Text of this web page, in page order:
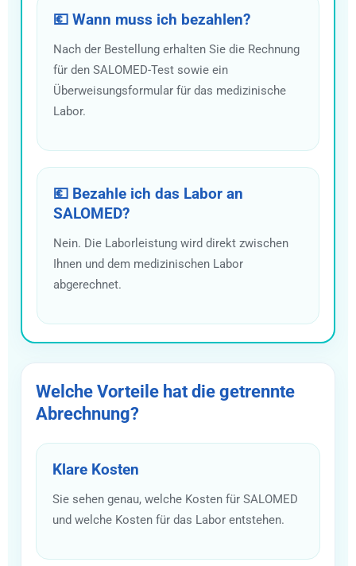
💶 Wann muss ich bezahlen?
Nach der Bestellung erhalten Sie die Rechnung
für den SALOMED-Test sowie ein
Überweisungsformular für das medizinische
Labor.
💶 Bezahle ich das Labor an
SALOMED?
Nein. Die Laborleistung wird direkt zwischen
Ihnen und dem medizinischen Labor
abgerechnet.
Welche Vorteile hat die getrennte
Abrechnung?
Klare Kosten
Sie sehen genau, welche Kosten für SALOMED
und welche Kosten für das Labor entstehen.